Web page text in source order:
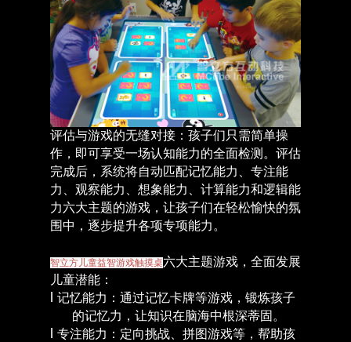
评估与游戏的无缝对接：孩子们只需简单操
作，即可享受一场认知能力的全面检测。评估
完成后，系统将自动匹配记忆能力、专注能
力、观察能力、想象能力、计算能力和逻辑能
力六大主题的游戏，让孩子们在轻松愉快的氛
围中，逐步提升各项专项能力。
智立方儿童益智游戏触摸桌六大主题游戏，全面发展
儿童潜能：
l 记忆能力：通过记忆卡牌等游戏，锻炼孩子
的记忆力，让知识在脑海中根深蒂固。
l 专注能力：定向挑战、拼图游戏等，帮助孩